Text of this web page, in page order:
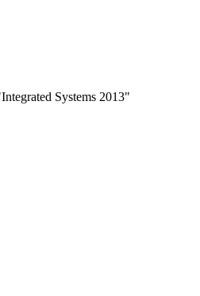
Systems 2013"